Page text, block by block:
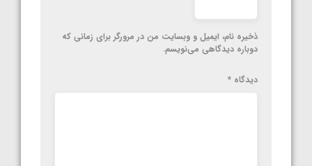
ذخیره نام، ایمیل و وبسایت من در مرورگر برای زمانی که
دوباره دیدگاهی می‌نویسم.
دیدگاه *